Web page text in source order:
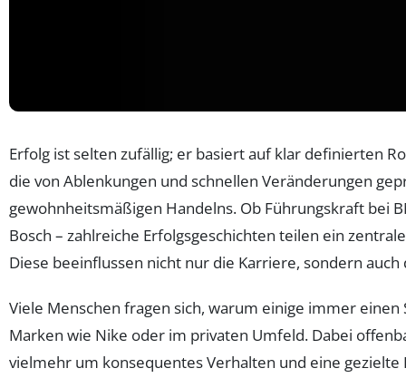
Erfolg ist selten zufällig; er basiert auf klar definierten
die von Ablenkungen und schnellen Veränderungen
gewohnheitsmäßigen Handelns. Ob Führungskraft bei
Bosch – zahlreiche Erfolgsgeschichten teilen ein
Diese beeinflussen nicht nur die Karriere, sondern
Viele Menschen fragen sich, warum einige immer
Marken wie Nike oder im privaten Umfeld. Dabei
vielmehr um konsequentes Verhalten und eine